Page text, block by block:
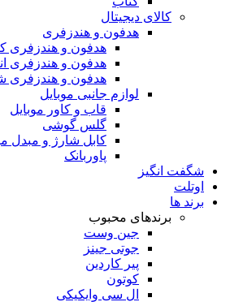
کالای دیجیتال
هدفون و هندزفری
هدفون و هندزفری
هدفون و هندزفری
هدفون و هندزفری
لوازم جانبی موبایل
قاب و کاور موبایل
گلس گوشی
کابل شارژ و مبدل
پاوربانک
شگفت انگیز
اوتلت
برند ها
برندهای محبوب
جین وست
جوتی جینز
پیر کاردین
کوتون
ال سی وایکیکی